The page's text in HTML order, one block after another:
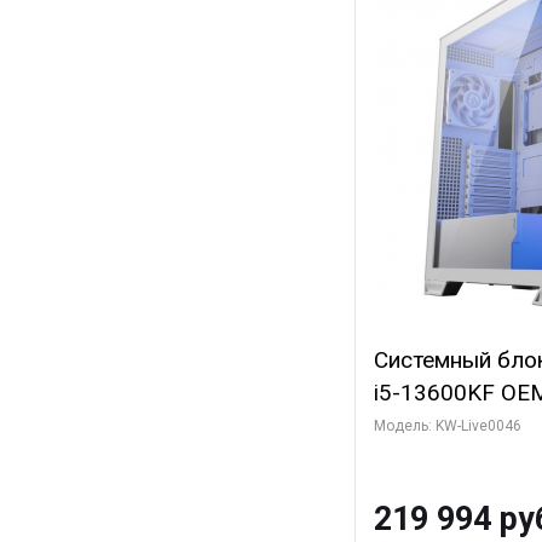
Системный
i5-13600KF
7, C14 8EC/
SSD)
Модель: KW-Live0046
219 994